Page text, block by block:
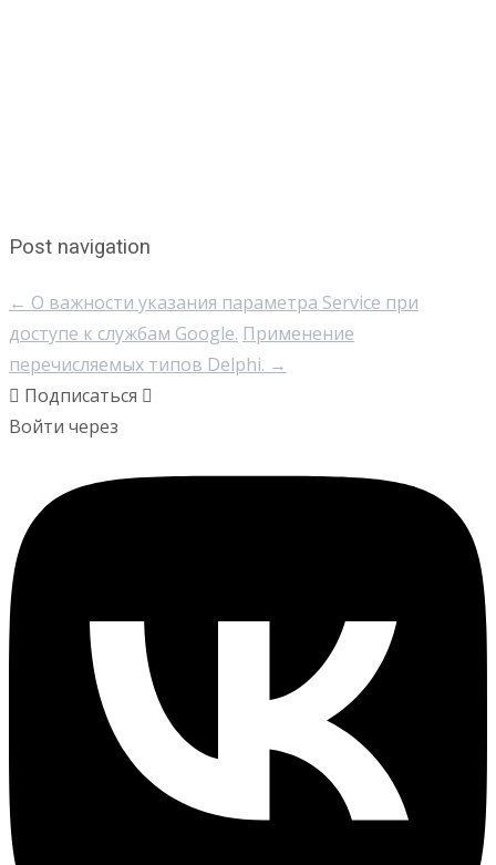
Post navigation
← О важности указания параметра Service при
доступе к службам Google. Применение
перечисляемых типов Delphi. →
Подписаться
Войти через